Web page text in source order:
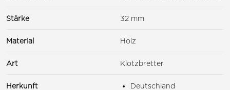
Stärke 32 mm
Material Holz
Art Klotzbretter
Herkunft
Deutschland